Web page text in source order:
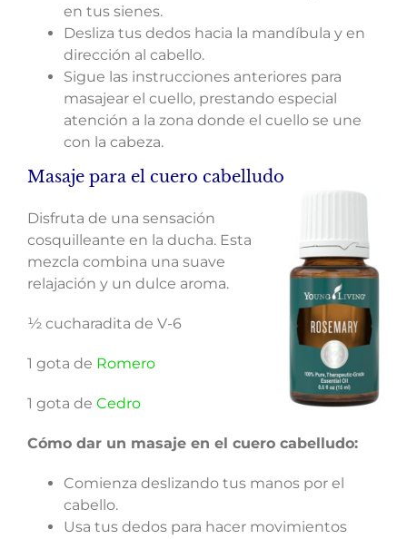
en tus sienes.
Desliza tus dedos hacia la mandíbula y en
dirección al cabello.
Sigue las instrucciones anteriores para
masajear el cuello, prestando especial
atención a la zona donde el cuello se une
con la cabeza.
Masaje para el cuero cabelludo
Disfruta de una sensación
cosquilleante en la ducha. Esta
mezcla combina una suave
relajación y un dulce aroma.
½ cucharadita de V-6
1 gota de Romero
1 gota de Cedro
Cómo dar un masaje en el cuero cabelludo:
Comienza deslizando tus manos por el
cabello.
Usa tus dedos para hacer movimientos